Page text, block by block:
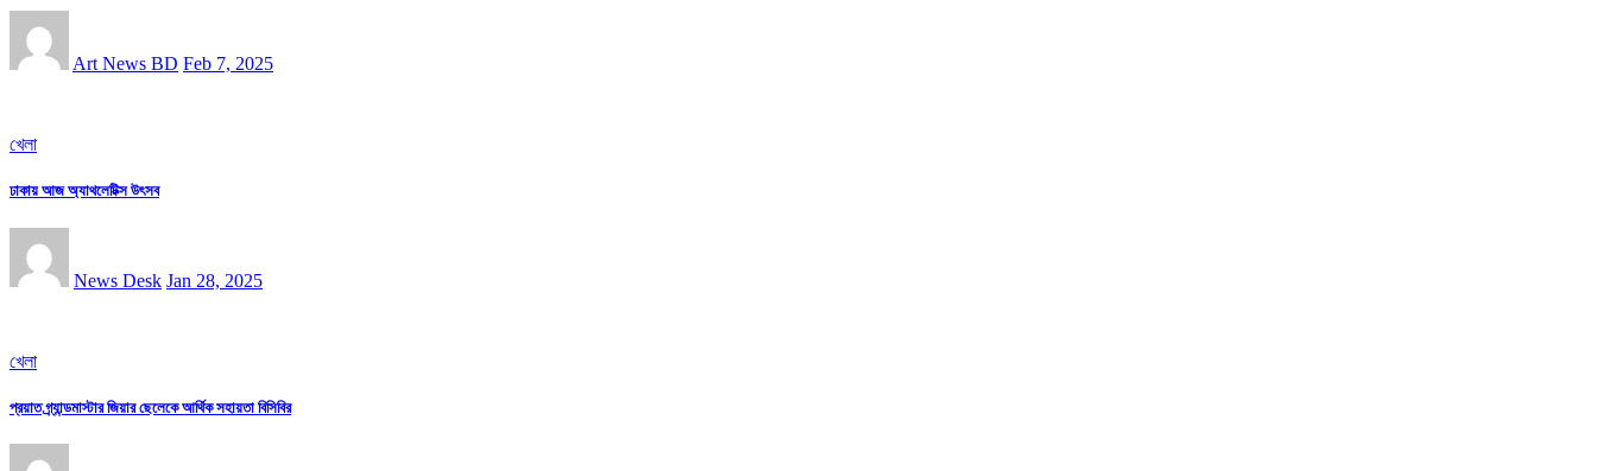
Art News BD Feb 7, 2025
খেলা
ঢাকায় আজ অ্যাথলেটিক্স উৎসব
News Desk Jan 28, 2025
খেলা
প্রয়াত গ্র্যান্ডমাস্টার জিয়ার ছেলেকে আর্থিক সহায়তা বিসিবির